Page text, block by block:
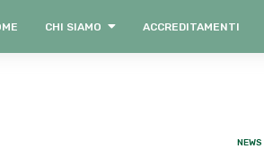
CHI SIAMO ACCREDITAMENTI
NEWS